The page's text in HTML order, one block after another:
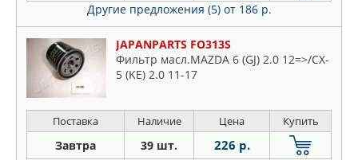
Другие предложения (5) от 186 р.
JAPANPARTS FO313S
Фильтр масл.MAZDA 6 (GJ) 2.0 12=>/CX-
5 (KE) 2.0 11-17
Поставка Наличие Цена Купить
Завтра 39 шт. 226 р.